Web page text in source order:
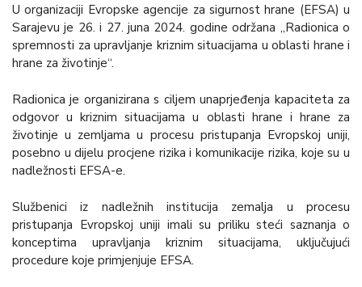
U organizaciji Evropske agencije za sigurnost hrane (EFSA) u
Sarajevu je 26. i 27. juna 2024. godine održana „Radionica o
spremnosti za upravljanje kriznim situacijama u oblasti hrane i
hrane za životinje“.
Radionica je organizirana s ciljem unaprjeđenja kapaciteta za
odgovor u kriznim situacijama u oblasti hrane i hrane za
životinje u zemljama u procesu pristupanja Evropskoj uniji,
posebno u dijelu procjene rizika i komunikacije rizika, koje su u
nadležnosti EFSA-e.
Službenici iz nadležnih institucija zemalja u procesu
pristupanja Evropskoj uniji imali su priliku steći saznanja o
konceptima upravljanja kriznim situacijama, uključujući
procedure koje primjenjuje EFSA.